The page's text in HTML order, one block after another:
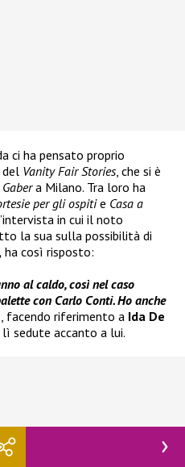
ci ha pensato proprio
del Vanity Fair Stories, che si è
a Milano. Tra loro ha
per gli ospitie Casa a
in cui il noto
la sua sulla possibilità di
ha così risposto:
al caldo, così nel caso
con Carlo Conti. Ho anche
, facendo riferimento a Ida De
lì sedute accanto a lui.